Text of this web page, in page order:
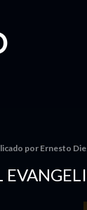
porErnesto